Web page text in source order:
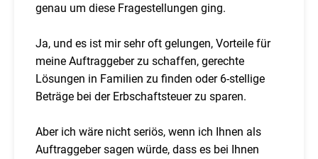
genau um diese Fragestellungen ging.
Ja, und es ist mir sehr oft gelungen, Vorteile für
meine Auftraggeber zu schaffen, gerechte
Lösungen in Familien zu finden oder 6-stellige
Beträge bei der Erbschaftsteuer zu sparen.
Aber ich wäre nicht seriös, wenn ich Ihnen als
Auftraggeber sagen würde, dass es bei Ihnen